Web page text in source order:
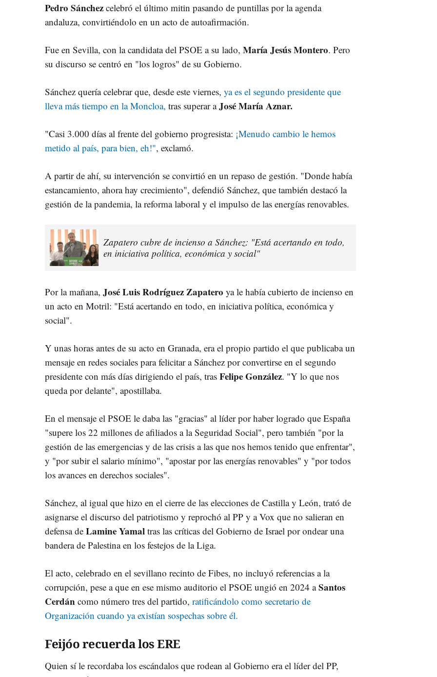
Pedro Sánchez celebró el último mitin pasando de puntillas por la agenda
andaluza, convirtiéndolo en un acto de autoafirmación.
Fue en Sevilla, con la candidata del PSOE a su lado, María Jesús Montero. Pero
su discurso se centró en "los logros" de su Gobierno.
Sánchez quería celebrar que, desde este viernes, ya es el segundo presidente que
lleva más tiempo en la Moncloa, tras superar aJosé María Aznar.
"Casi 3.000 días al frente del gobierno progresista: ¡Menudo cambio le hemos
metido al país, para bien, eh!", exclamó.
A partir de ahí, su intervención se convirtió en un repaso de gestión. "Donde había
estancamiento, ahora hay crecimiento", defendió Sánchez, que también destacó la
gestión de la pandemia, la reforma laboral y el impulso de las energías renovables.
Zapatero cubre de incienso a Sánchez: "Está acertando en todo,
en iniciativa política, económica y social"
Por la mañana, José Luis Rodríguez Zapatero ya le había cubierto de incienso en
un acto en Motril: "Está acertando en todo, en iniciativa política, económica y
social".
Y unas horas antes de su acto en Granada, era el propio partido el que publicaba un
mensaje en redes sociales para felicitar a Sánchez por convertirse en el segundo
presidente con más días dirigiendo el país, tras Felipe González. "Y lo que nos
queda por delante", apostillaba.
En el mensaje el PSOE le daba las "gracias" al líder por haber logrado que España
"supere los 22 millones de afiliados a la Seguridad Social", pero también "por la
gestión de las emergencias y de las crisis a las que nos hemos tenido que enfrentar",
y "por subir el salario mínimo", "apostar por las energías renovables" y "por todos
los avances en derechos sociales".
Sánchez, al igual que hizo en el cierre de las elecciones de Castilla y León, trató de
asignarse el discurso del patriotismo y reprochó al PP y a Vox que no salieran en
defensa de Lamine Yamal tras las críticas del Gobierno de Israel por ondear una
bandera de Palestina en los festejos de la Liga.
El acto, celebrado en el sevillano recinto de Fibes, no incluyó referencias a la
corrupción, pese a que en ese mismo auditorio el PSOE ungió en 2024 aSantos
Cerdán como número tres del partido, ratificándolo como secretario de
Organización cuando ya existían sospechas sobre él.
Feijóo recuerda los ERE
Quien sí le recordaba los escándalos que rodean al Gobierno era el líder del PP,